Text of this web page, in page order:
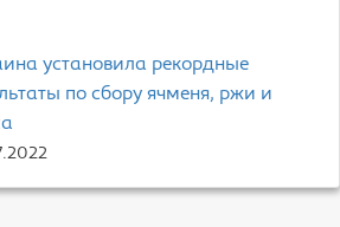
установила рекордные
по сбору ячменя, ржи и